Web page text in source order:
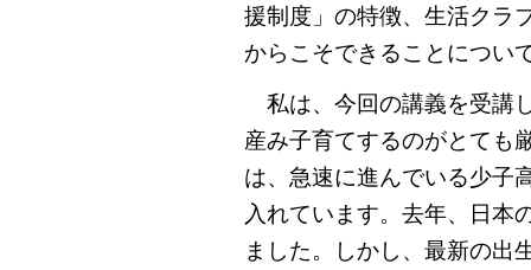
援制度」の特徴、生活クラ
からこそできることについ
私は、今回の講義を受講
産み子育てするのがとても
は、急速に進んでいる少子
入れています。去年、日本
ました。しかし、最新の出